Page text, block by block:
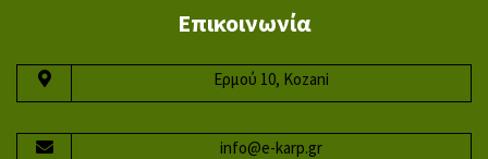
Επικοινωνία
Ερμού 10, Kozani
info@e-karp.gr